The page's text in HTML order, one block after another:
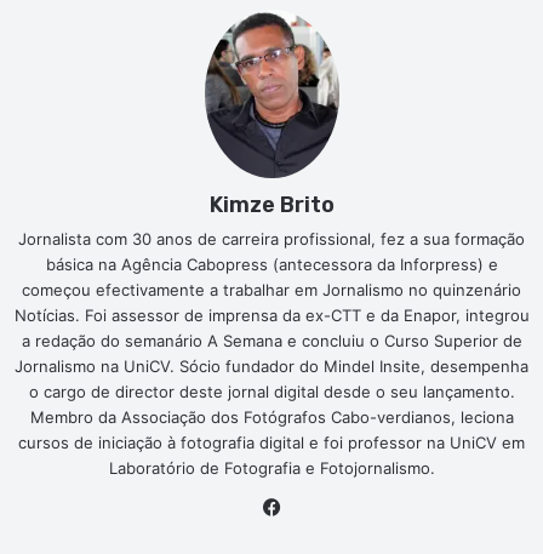
Kimze Brito
Jornalista com 30 anos de carreira profissional, fez a sua formação
básica na Agência Cabopress (antecessora da Inforpress) e
começou efectivamente a trabalhar em Jornalismo no quinzenário
Notícias. Foi assessor de imprensa da ex-CTT e da Enapor, integrou
a redação do semanário A Semana e concluiu o Curso Superior de
Jornalismo na UniCV. Sócio fundador do Mindel Insite, desempenha
o cargo de director deste jornal digital desde o seu lançamento.
Membro da Associação dos Fotógrafos Cabo-verdianos, leciona
cursos de iniciação à fotografia digital e foi professor na UniCV em
Laboratório de Fotografia e Fotojornalismo.